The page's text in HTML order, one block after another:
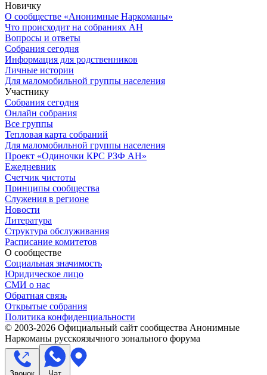
Новичку
О сообществе «Анонимные Наркоманы»
Что происходит на собраниях АН
Вопросы и ответы
Собрания сегодня
Информация для родственников
Личные истории
Для маломобильной группы населения
Участнику
Собрания сегодня
Онлайн собрания
Все группы
Тепловая карта собраний
Для маломобильной группы населения
Проект «Одиночки КРС РЗФ АН»
Ежедневник
Счетчик чистоты
Принципы сообщества
Служения в регионе
Новости
Литература
Структура обслуживания
Расписание комитетов
О сообществе
Социальная значимость
Юридическое лицо
СМИ о нас
Обратная связь
Открытые собрания
Политика конфиденциальности
© 2003-2026 Официальный сайт сообщества Анонимные
Наркоманы русскоязычного зонального форума